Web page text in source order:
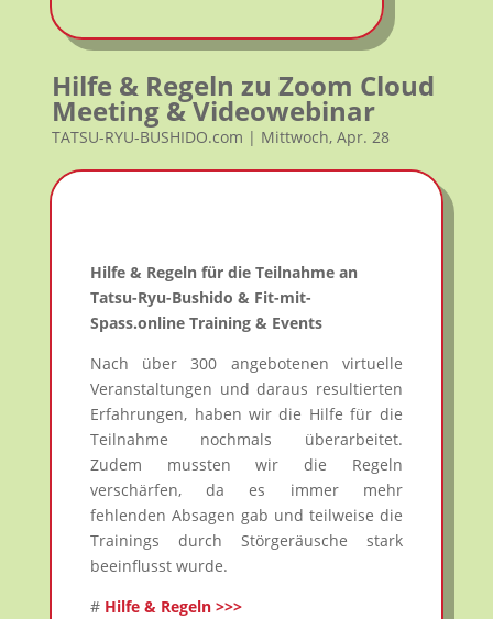
Hilfe & Regeln zu Zoom Cloud
Meeting & Videowebinar
TATSU-RYU-BUSHIDO.com | Mittwoch, Apr. 28
Hilfe & Regeln für die Teilnahme an
Tatsu-Ryu-Bushido & Fit-mit-
Spass.online Training & Events
Nach über 300 angebotenen virtuelle
Veranstaltungen und daraus resultierten
Erfahrungen, haben wir die Hilfe für die
Teilnahme nochmals überarbeitet.
Zudem mussten wir die Regeln
verschärfen, da es immer mehr
fehlenden Absagen gab und teilweise die
Trainings durch Störgeräusche stark
beeinflusst wurde.
# Hilfe & Regeln >>>